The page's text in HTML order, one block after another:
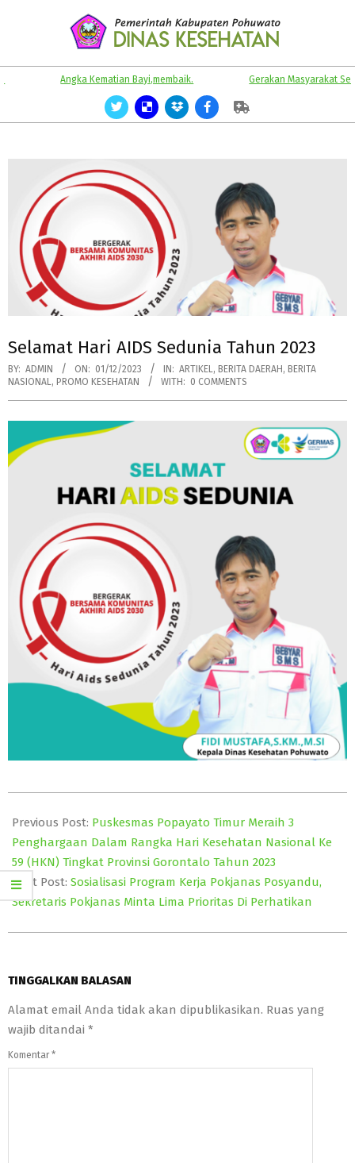
KABUPATEN
POHUWATO
Angka Kematian Bayi,membaik. Gerakan Masyarakat Sehat.
Selamat Hari AIDS Sedunia Tahun 2023
BY: ADMIN ON: 01/12/2023 IN: ARTIKEL , BERITA DAERAH, BERITA
NASIONAL , PROMO KESEHATAN WITH: 0 COMMENTS
12-
01
Previous Post: Puskesmas Popayato Timur Meraih 3
Penghargaan Dalam Rangka Hari Kesehatan Nasional Ke
59 (HKN) Tingkat Provinsi Gorontalo Tahun 2023
Next Post: Sosialisasi Program Kerja Pokjanas Posyandu,
Sekretaris Pokjanas Minta Lima Prioritas Di Perhatikan
TINGGALKAN BALASAN
Alamat email Anda tidak akan dipublikasikan. Ruas yang
wajib ditandai *
Komentar *